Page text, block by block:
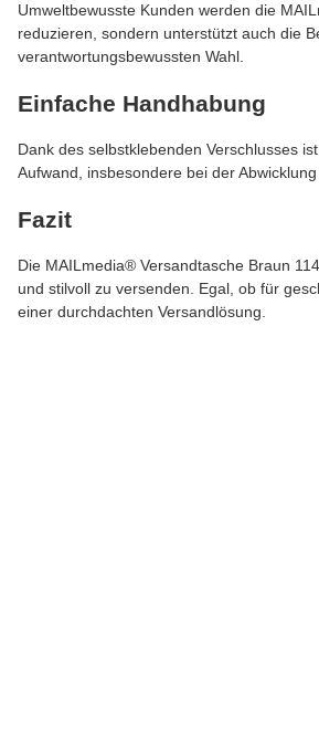
Umweltbewusste Kunden werden die
reduzieren, sondern unterstützt auch die
verantwortungsbewussten Wahl.
Einfache Handhabung
Dank des selbstklebenden Verschlusses
Aufwand, insbesondere bei der
Fazit
Die MAILmedia® Versandtasche Braun
und stilvoll zu versenden. Egal, ob für
einer durchdachten Versandlösung.